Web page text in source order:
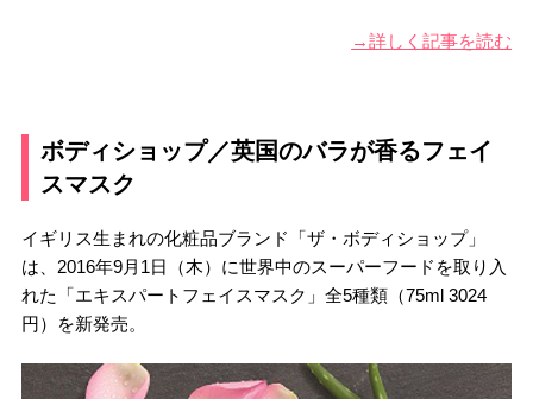
→詳しく記事を読む
ボディショップ／英国のバラが香るフェイ
スマスク
イギリス生まれの化粧品ブランド「ザ・ボディショップ」
は、2016年9月1日（木）に世界中のスーパーフードを取り入
れた「エキスパートフェイスマスク」全5種類（75ml 3024
円）を新発売。